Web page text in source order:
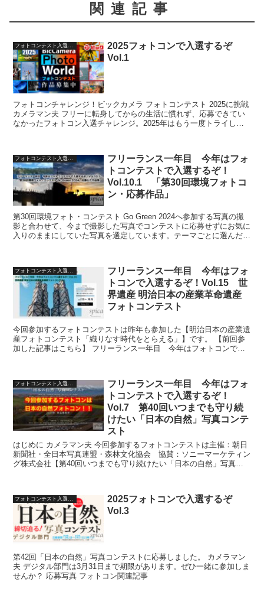
関連記事
フォトコンテスト入選への道
2025フォトコンで入選するぞ
Vol.1
フォトコンチャレンジ！ビックカメラ フォトコンテスト 2025に挑戦
カメラマン夫 フリーに転身してからの生活に慣れず、応募できてい
なかったフォトコン入選チャレンジ。2025年はもう一度トライしま
フリーランス一年目 今年はフォ
トコンテストで入選するぞ！
Vol.10.1 「第30回環境フォトコ
ン・応募作品」
第30回環境フォト・コンテスト Go Green 2024へ参加する写真の撮
影と合わせて、今まで撮影した写真でコンテストに応募せずにお気に
入りのままにしていた写真を選定しています。テーマごとに選んだ写
フォトコンテスト入選への道
フリーランス一年目 今年はフォ
トコンで入選するぞ！Vol.15 世
界遺産 明治日本の産業革命遺産
フォトコンテスト
今回参加するフォトコンテストは昨年も参加した【明治日本の産業遺
産フォトコンテスト「織りなす時代をとらえる」】です。 【前回参
加した記事はこちら】 フリーランス一年目 今年はフォトコンで入
フリーランス一年目 今年はフォ
トコンテストで入選するぞ！
Vol.7 第40回いつまでも守り続
けたい「日本の自然」写真コンテ
スト
はじめに カメラマン夫 今回参加するフォトコンテストは主催：朝日
新聞社・全日本写真連盟・森林文化協会 協賛：ソニーマーケティン
グ株式会社【第40回いつまでも守り続けたい「日本の自然」写真コ
2025フォトコンで入選するぞ
Vol.3
第42回「日本の自然」写真コンテストに応募しました。 カメラマン
夫 デジタル部門は3月31日まで期限があります。ぜひ一緒に参加しま
せんか？ 応募写真 フォトコン関連記事